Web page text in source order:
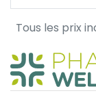
Tous les prix